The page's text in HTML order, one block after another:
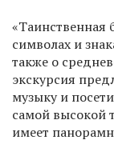
«Таинственная
символах и
также о
экскурсия
музыку и
самой высокой
имеет